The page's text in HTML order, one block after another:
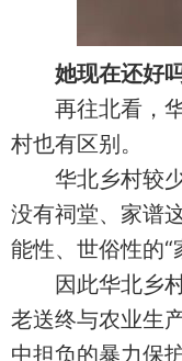
她现在还好
再往北看，华
村也有区别。
华北乡村较少
没有祠堂、家谱
能性、世俗性的“
因此华北乡村
老送终与农业生
中担负的暴力保